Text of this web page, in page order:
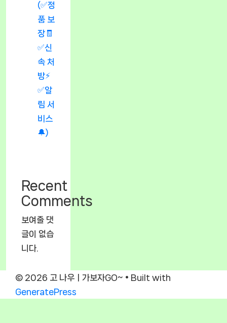
(✅정
품 보
장🧾
✅신
속 처
방⚡
✅알
림 서
비스
🔔)
Recent
Comments
보여줄 댓
글이 없습
니다.
© 2026 고 나우ㅣ가보자GO~ • Built with
GeneratePress